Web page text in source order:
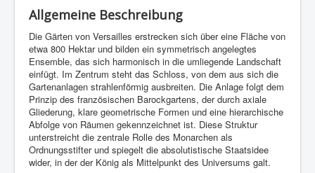
Allgemeine Beschreibung
Die Gärten von Versailles erstrecken sich über eine Fläche von
etwa 800 Hektar und bilden ein symmetrisch angelegtes
Ensemble, das sich harmonisch in die umliegende Landschaft
einfügt. Im Zentrum steht das Schloss, von dem aus sich die
Gartenanlagen strahlenförmig ausbreiten. Die Anlage folgt dem
Prinzip des französischen Barockgartens, der durch axiale
Gliederung, klare geometrische Formen und eine hierarchische
Abfolge von Räumen gekennzeichnet ist. Diese Struktur
unterstreicht die zentrale Rolle des Monarchen als
Ordnungsstifter und spiegelt die absolutistische Staatsidee
wider, in der der König als Mittelpunkt des Universums galt.